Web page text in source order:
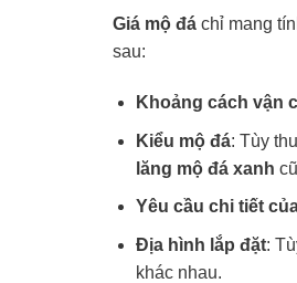
Giá mộ đá chỉ mang
sau:
Khoảng cách vận
Kiểu mộ đá: Tùy
lăng mộ đá xanh
Yêu cầu chi tiết
Địa hình lắp đặt:
khác nhau.